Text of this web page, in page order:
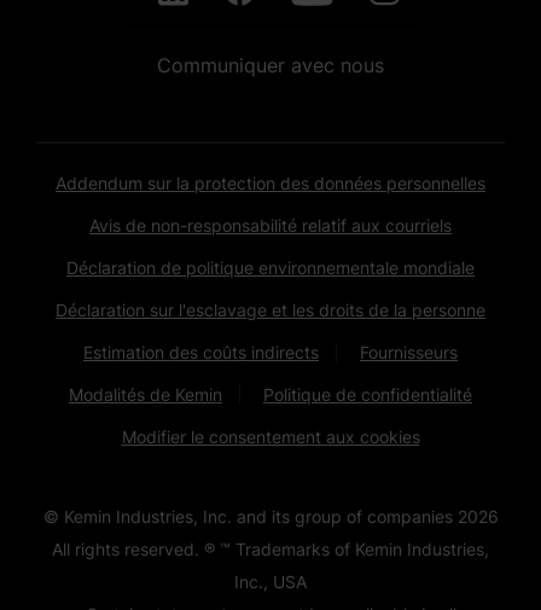
Communiquer avec nous
Addendum sur la protection des données personnelles
Avis de non-responsabilité relatif aux courriels
Déclaration de politique environnementale mondiale
Déclaration sur l'esclavage et les droits de la personne
Estimation des coûts indirects Fournisseurs
Modalités de Kemin Politique de confidentialité
Modifier le consentement aux cookies
© Kemin Industries, Inc. and its group of companies 2026
All rights reserved. ® ™ Trademarks of Kemin Industries,
Inc., USA